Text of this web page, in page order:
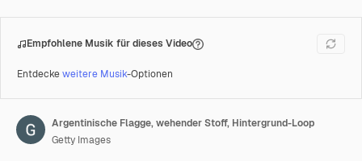
Empfohlene Musik für dieses Video
Entdeckeweitere Musik-Optionen
Argentinische Flagge, wehender Stoff, Hintergrund-Loop
Getty Images